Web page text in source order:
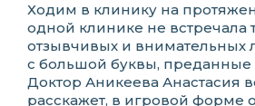
Ходим в клинику на
одной клинике не встречала
отзывчивых и внимательных
с большой буквы, преданные
Доктор Аникеева Анастасия
расскажет, в игровой форме